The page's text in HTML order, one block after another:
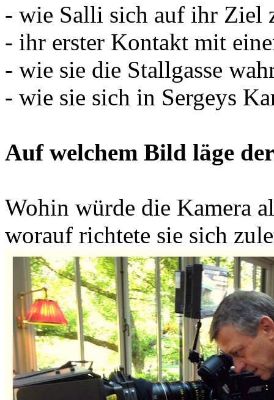
- wie Salli sich auf ihr Ziel
- ihr erster Kontakt mit
- wie sie die Stallgasse
- wie sie sich in Sergeys
Auf welchem Bild läge
Wohin würde die Kamera
worauf richtete sie sich